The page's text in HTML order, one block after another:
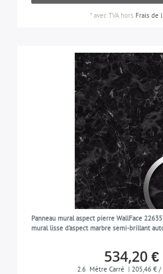
*avec TVAhors Frais de
Panneau mural aspect pierre WallFace
mural lisse d'aspect marbre semi-brillant
534,20
2.6 Mètre Carré | 205,46 € /